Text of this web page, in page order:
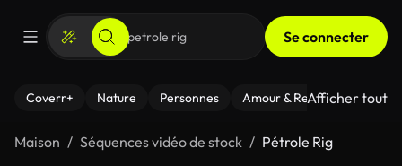
Se connecter
Coverr+ Nature Personnes Amour & Relations Le
Afficher tout
Maison Séquences vidéo de stock Pétrole Rig